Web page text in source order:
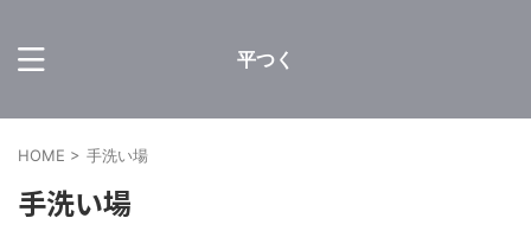
平つく
HOME > 手洗い場
手洗い場